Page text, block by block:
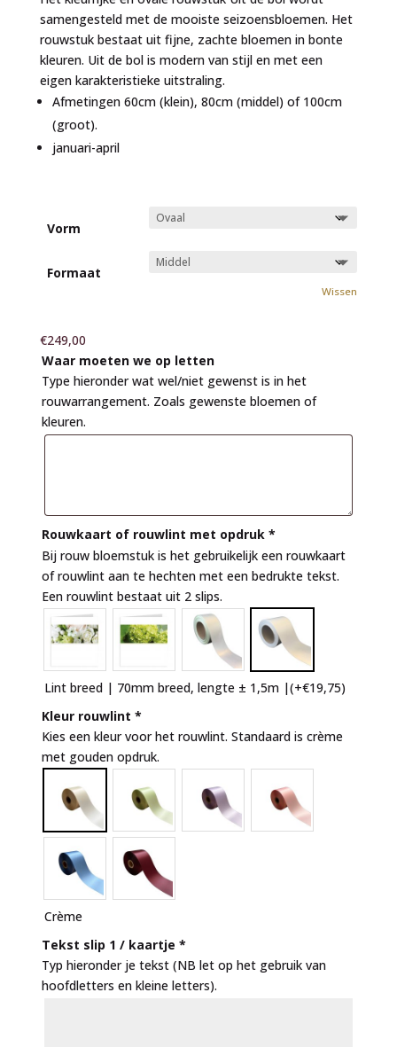
€769,00
samengesteld met de mooiste seizoensbloemen. Het
rouwstuk bestaat uit fijne, zachte bloemen in bonte
kleuren. Uit de bol is modern van stijl en met een
eigen karakteristieke uitstraling.
Afmetingen 60cm (klein), 80cm (middel) of 100cm
(groot).
januari-april
Vorm
Formaat
Wissen
€249,00
Waar moeten we op letten
Type hieronder wat wel/niet gewenst is in het
rouwarrangement. Zoals gewenste bloemen of
kleuren.
Rouwkaart of rouwlint met opdruk *
Bij rouw bloemstuk is het gebruikelijk een rouwkaart
of rouwlint aan te hechten met een bedrukte tekst.
Een rouwlint bestaat uit 2 slips.
Lint breed | 70mm breed, lengte ± 1,5m |(+€19,75)
Kleur rouwlint *
Kies een kleur voor het rouwlint. Standaard is crème
met gouden opdruk.
Crème
Tekst slip 1 / kaartje *
Typ hieronder je tekst (NB let op het gebruik van
hoofdletters en kleine letters).